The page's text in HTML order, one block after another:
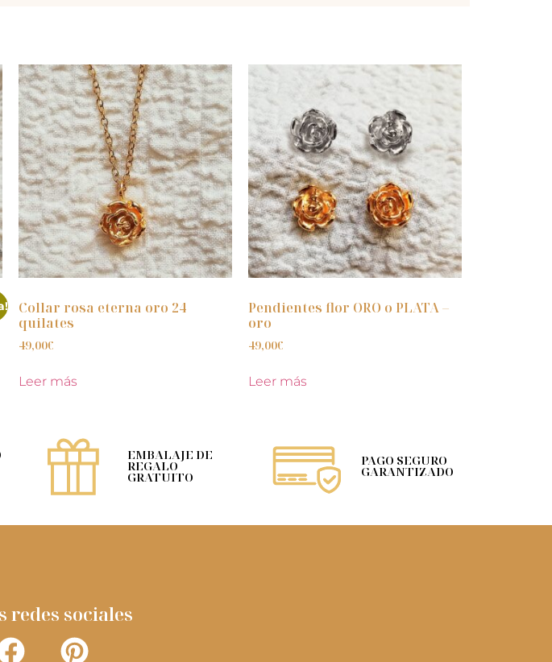
Collar rosa eterna oro 24
quilates
49,00€
Leer más
Pendientes flor ORO o PLATA –
oro
49,00€
Leer más
EMBALAJE DE
REGALO
GRATUITO
PAGO SEGURO
GARANTIZADO
redes sociales